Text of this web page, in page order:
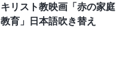
キリスト教映画「赤の家庭
教育」日本語吹き替え